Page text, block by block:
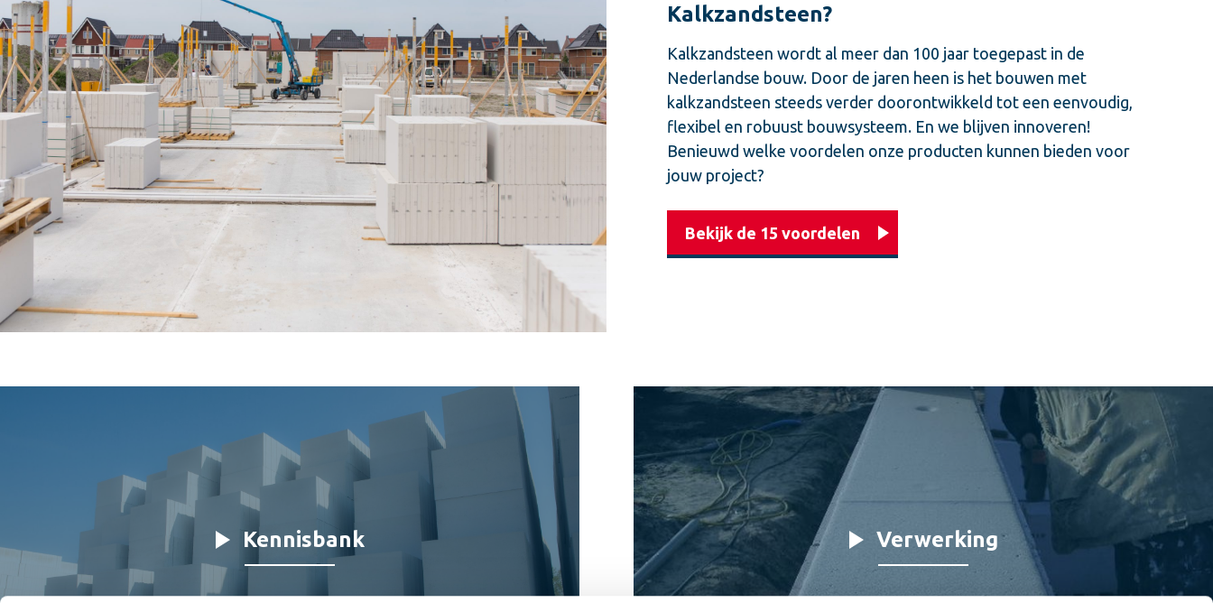
Kalkzandsteen?
Kalkzandsteen wordt al meer dan 100 jaar toegepast in de
Nederlandse bouw. Door de jaren heen is het bouwen met
kalkzandsteen steeds verder doorontwikkeld tot een eenvoudig,
flexibel en robuust bouwsysteem. En we blijven innoveren!
Benieuwd welke voordelen onze producten kunnen bieden voor
jouw project?
Bekijk de 15 voordelen
Kennisbank Verwerking